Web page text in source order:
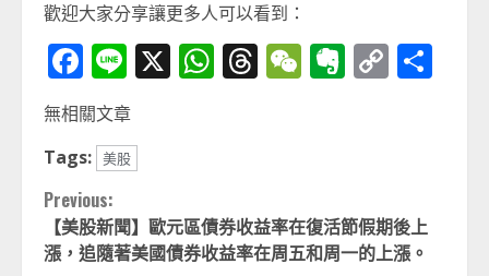
歡迎大家分享讓更多人可以看到：
Facebook
Line
X WhatsApp
Threads
WeChat
Evernote
Copy
無相關文章
Tags: 美股
Continue
Reading
Previous:
【美股新聞】歐元區債券收益率在復活節假期後上
漲，追隨著美國債券收益率在周五和周一的上漲。